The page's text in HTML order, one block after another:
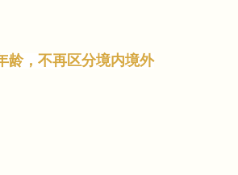
龄，不再区分境内境外